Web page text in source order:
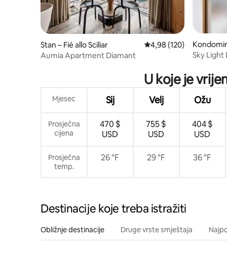
Stan – Fié allo Sciliar Prosječna ocjena: 4,98/
4,98 (120)
Aumia Apartment Diamant
Sky
U koje je
Mjesec Sij Velj Ožu
Prosječna
cijena
470 $
USD
755 $
USD
404 $
USD
Prosječna
temp.
26 °F 29 °F 36 °F
Destinacije koje treba istražiti
Obližnje destinacije Druge vrste smještaja